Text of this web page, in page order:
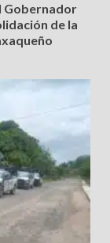
Gobernador
de la